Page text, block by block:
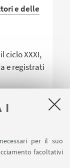
I
per il suo
facoltativi
e delle
ciclo XXXI,
e registrati